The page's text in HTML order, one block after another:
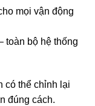
mọi vận động
toàn bộ hệ thống
có thể chỉnh lại
đúng cách.